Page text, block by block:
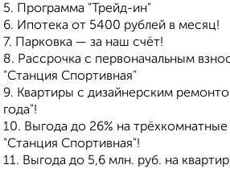
5. Программа "Трейд-ин"
6. Ипотека от 5400 рублей в месяц!
7. Парковка — за наш счёт!
8. Рассрочка с первоначальным
"Станция Спортивная"
9. Квартиры с дизайнерским
года"!
10. Выгода до 26% на
"Станция Спортивная"!
11. Выгода до 5,6 млн. руб. на